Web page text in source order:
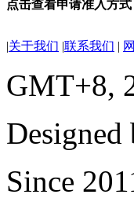
点击查看申请准入方
|关于我们 |联系我们 |
GMT+8,
Designed
Since